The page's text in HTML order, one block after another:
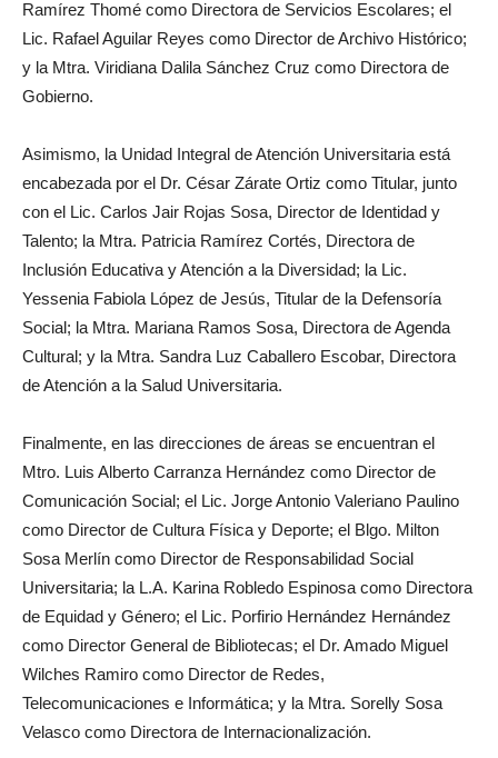
Ramírez Thomé como Directora de Servicios Escolares; el
Lic. Rafael Aguilar Reyes como Director de Archivo Histórico;
y la Mtra. Viridiana Dalila Sánchez Cruz como Directora de
Gobierno.
Asimismo, la Unidad Integral de Atención Universitaria está
encabezada por el Dr. César Zárate Ortiz como Titular, junto
con el Lic. Carlos Jair Rojas Sosa, Director de Identidad y
Talento; la Mtra. Patricia Ramírez Cortés, Directora de
Inclusión Educativa y Atención a la Diversidad; la Lic.
Yessenia Fabiola López de Jesús, Titular de la Defensoría
Social; la Mtra. Mariana Ramos Sosa, Directora de Agenda
Cultural; y la Mtra. Sandra Luz Caballero Escobar, Directora
de Atención a la Salud Universitaria.
Finalmente, en las direcciones de áreas se encuentran el
Mtro. Luis Alberto Carranza Hernández como Director de
Comunicación Social; el Lic. Jorge Antonio Valeriano Paulino
como Director de Cultura Física y Deporte; el Blgo. Milton
Sosa Merlín como Director de Responsabilidad Social
Universitaria; la L.A. Karina Robledo Espinosa como Directora
de Equidad y Género; el Lic. Porfirio Hernández Hernández
como Director General de Bibliotecas; el Dr. Amado Miguel
Wilches Ramiro como Director de Redes,
Telecomunicaciones e Informática; y la Mtra. Sorelly Sosa
Velasco como Directora de Internacionalización.